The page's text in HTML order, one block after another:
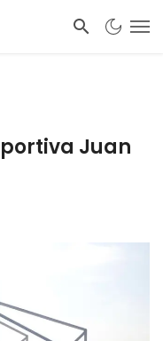
Juan